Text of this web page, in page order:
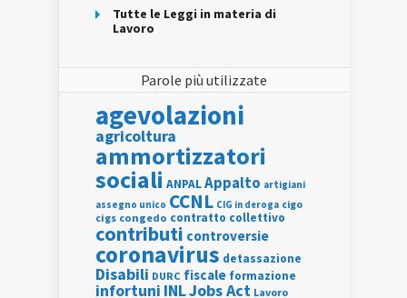
Tutte le Leggi in materia di
Lavoro
Parole più utilizzate
agevolazioni
agricoltura
ammortizzatori
sociali ANPALAppalto artigiani
assegno unico CCNL CIG in deroga cigo
cigs congedo contratto collettivo
contributi controversie
coronavirus detassazione
Disabili DURC fiscale formazione
infortuni INLJobs Act Lavoro